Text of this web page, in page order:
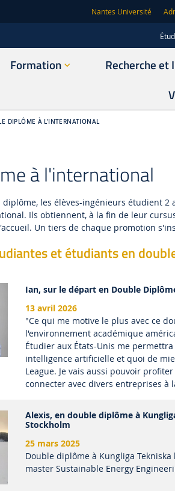
Nantes Université
Formation Recherche et
DIPLÔME À L'INTERNATIONAL
à l'international
les élèves-ingénieurs étudient 2
Ils obtiennent, à la fin de leur
Un tiers de chaque promotion
et étudiants en
Ian, sur le départ en Double
13 avril 2026
"Ce qui me motive le plus avec ce
l'environnement académique
Étudier aux États-Unis me
intelligence artificielle et quoi de
League. Je vais aussi pouvoir
connecter avec divers entreprises à
Alexis, en double diplôme à
Stockholm
25 mars 2025
Double diplôme à Kungliga Tekniska
master Sustainable Energy